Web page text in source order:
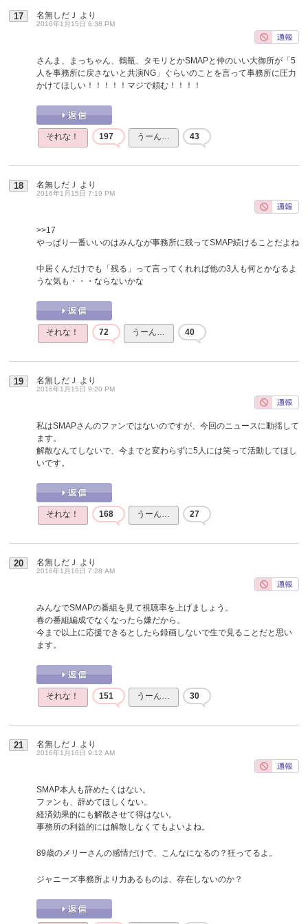
17 名無しだＪ より
2016年1月15日 6:38 PM
さんま、まっちゃん、鶴瓶、タモリとかSMAPと仲のいい大御所が「5
人を事務所に戻さないと共演NG」ぐらいのことを言って事務所に圧力
かけてほしい！！！！！マジで頼む！！！！
それな！ 197 うーん… 43
18 名無しだＪ より
2016年1月15日 7:19 PM
>>17
やっぱり一番いいのはみんなが事務所に残ってSMAP続けることだよね
中居くんだけでも「残る」って言ってくれれば他の3人も何とかなるよ
うな気も・・・ならないかな
それな！ 72 うーん… 40
19 名無しだＪ より
2016年1月15日 9:20 PM
私はSMAPさんのファンではないのですが、今回のニュースに動揺して
ます。
解散なんてしないで、今までと変わらずに5人には笑って活動してほし
いです。
それな！ 168 うーん… 27
20 名無しだＪ より
2016年1月16日 7:28 AM
みんなでSMAPの番組を見て視聴率を上げましょう。
春の番組編成でなくなったら嫌だから。
今まで以上に応援できるとしたら録画しないで生で見ることだと思い
ます。
それな！ 151 うーん… 30
21 名無しだＪ より
2016年1月16日 9:12 AM
SMAP本人も辞めたくはない。
ファンも、辞めてほしくない。
経済効果的にも解散させて得はない。
事務所の利益的には解散しなくてもよいよね。
89歳のメリーさんの感情だけで、こんなになるの？狂ってるよ。
ジャニーズ事務所より力あるものは、存在しないのか？